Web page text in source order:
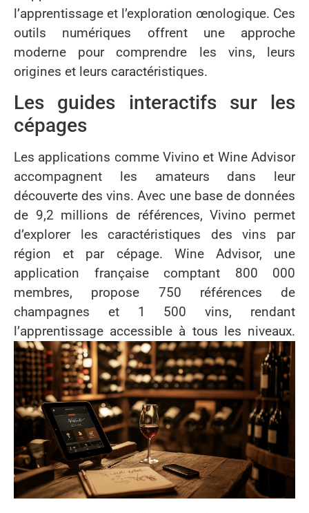
l’apprentissage et l’exploration œnologique. Ces
outils numériques offrent une approche
moderne pour comprendre les vins, leurs
origines et leurs caractéristiques.
Les guides interactifs sur les
cépages
Les applications comme Vivino et Wine Advisor
accompagnent les amateurs dans leur
découverte des vins. Avec une base de données
de 9,2 millions de références, Vivino permet
d’explorer les caractéristiques des vins par
région et par cépage. Wine Advisor, une
application française comptant 800 000
membres, propose 750 références de
champagnes et 1 500 vins, rendant
l’apprentissage accessible à tous les niveaux.